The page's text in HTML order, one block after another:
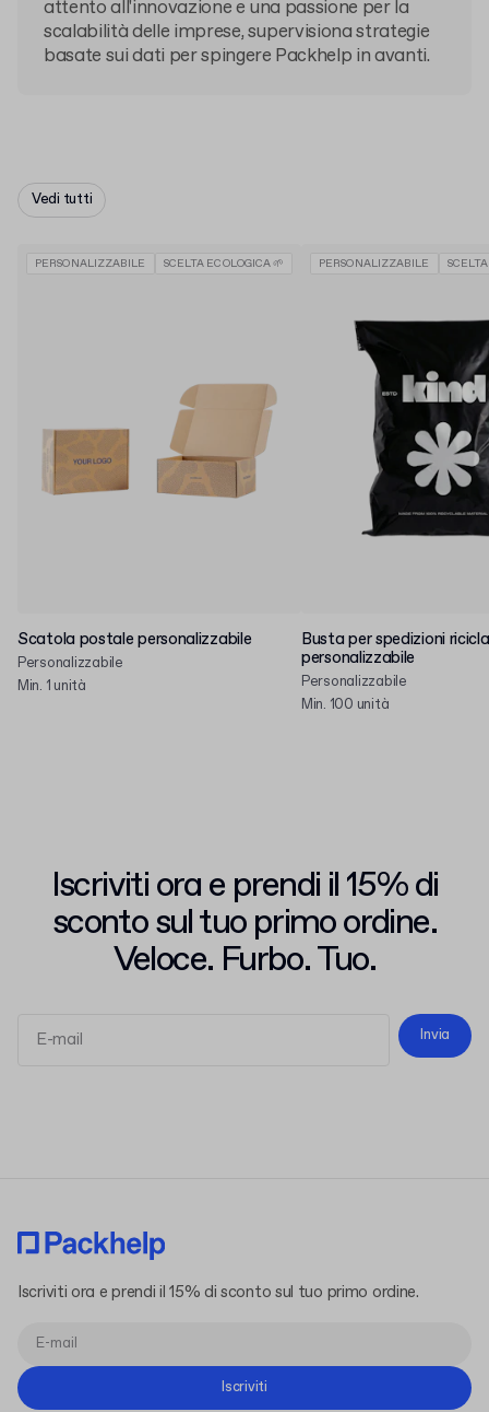
attento all'innovazione e una passione per la
scalabilità delle imprese, supervisiona strategie
basate sui dati per spingere Packhelp in avanti.
Vedi tutti
PERSONALIZZABILE SCELTA ECOLOGICA 🌱
Scatola postale personalizzabile
Personalizzabile
Min. 1 unità
PERSONALIZZABILE
Busta per spedizioni
personalizzabile
Personalizzabile
Min. 100 unità
Iscriviti ora e prendi il 15% di
sconto sul tuo primo ordine.
Veloce. Furbo. Tuo.
Invia
Iscriviti ora e prendi il 15% di sconto sul tuo primo ordine.
Iscriviti